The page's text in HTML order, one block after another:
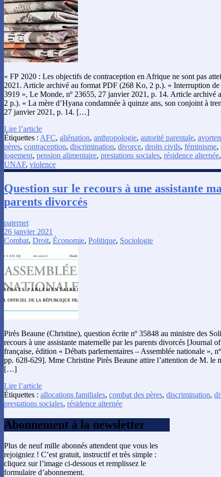
« FP 2020 : Les objectifs de contraception en Afrique ne sont pas
2021. Article archivé au format PDF (268 Ko, 2 p.). « Interruption de
3919 », Le Monde, nº 23655, 27 janvier 2021, p. 14. Article archivé
2 p.). « La mère d’Hyana condamnée à quinze ans, son conjoint à
27 janvier 2021, p. 14. […]
Lire l’article
Étiquettes : AFC, aliénation, anthropologie, autorité parentale,
pères, contraception, discrimination, divorce, droits civils, féminisme,
logement, pension alimentaire, prestations sociales, résidence alternée
UNAF, violence
Question sur le recours à une assistante
parents divorcés
paternet
26 janvier 2021
Combat, Droit, Économie, Politique, Sociologie
Pirès Beaune (Christine), question écrite nº 35848 au ministre des
recours à une assistante maternelle par les parents divorcés [Journal
française, édition « Débats parlementaires – Assemblée nationale »,
pp. 628-629]. Mme Christine Pirès Beaune attire l’attention de M. le
[…]
Lire l’article
Étiquettes : allocations familiales, combat des pères, discrimination,
prestations sociales, résidence alternée
Abonnement à la newsletter
Plus de neuf mille abonnés attendent que vous les
rejoigniez ! C’est gratuit, instructif et très simple :
cliquez sur l’image ci-dessous et remplissez le
formulaire d’abonnement.